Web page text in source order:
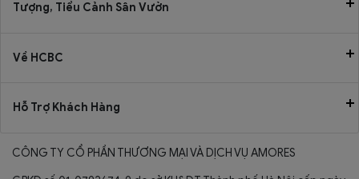
Tượng, Tiểu Cảnh Sân Vườn
Về HCBC
Hỗ Trợ Khách Hàng
CÔNG TY CỔ PHẦN THƯƠNG MẠI VÀ DỊCH VỤ AMORES